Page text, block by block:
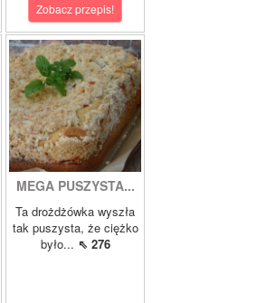
Zobacz przepis!
MEGA PUSZYSTA...
Ta drożdżówka wyszła
tak puszysta, że ciężko
było... ⇖ 276